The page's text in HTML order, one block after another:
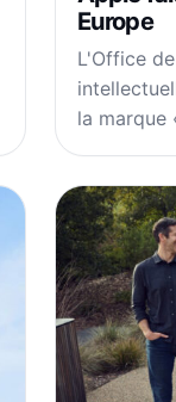
Europe
L'Office
la marque